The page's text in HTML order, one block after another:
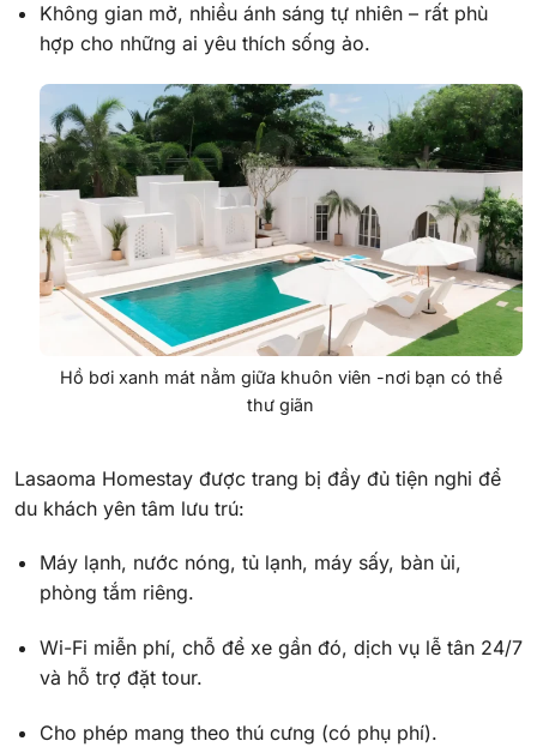
Không gian mở, nhiều ánh sáng tự nhiên – rất phù
hợp cho những ai yêu thích sống ảo.
Hồ bơi xanh mát nằm giữa khuôn viên -nơi bạn có thể
thư giãn
Lasaoma Homestay được trang bị đầy đủ tiện nghi để
du khách yên tâm lưu trú:
Máy lạnh, nước nóng, tủ lạnh, máy sấy, bàn ủi,
phòng tắm riêng.
Wi-Fi miễn phí, chỗ để xe gần đó, dịch vụ lễ tân 24/7
và hỗ trợ đặt tour.
Cho phép mang theo thú cưng (có phụ phí).